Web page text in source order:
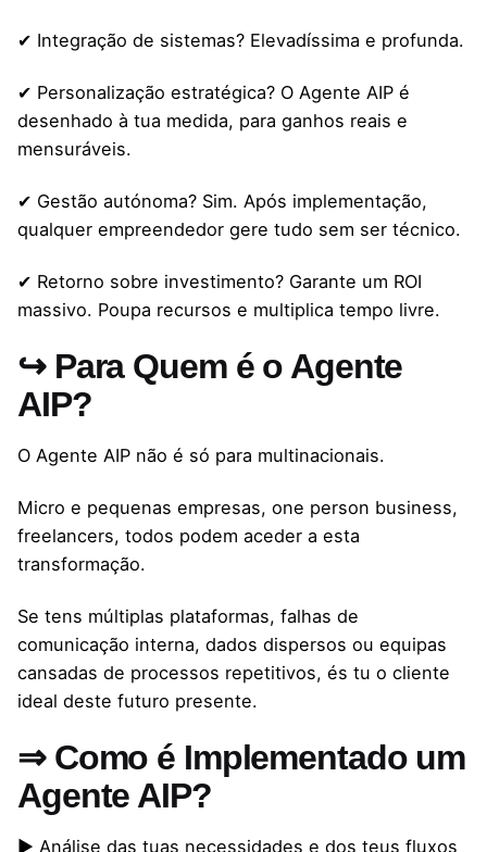
✔ Integração de sistemas? Elevadíssima e profunda.
✔ Personalização estratégica? O Agente AIP é
desenhado à tua medida, para ganhos reais e
mensuráveis.
✔ Gestão autónoma? Sim. Após implementação,
qualquer empreendedor gere tudo sem ser técnico.
✔ Retorno sobre investimento? Garante um ROI
massivo. Poupa recursos e multiplica tempo livre.
↪ Para Quem é o Agente
AIP?
O Agente AIP não é só para multinacionais.
Micro e pequenas empresas, one person business,
freelancers, todos podem aceder a esta
transformação.
Se tens múltiplas plataformas, falhas de
comunicação interna, dados dispersos ou equipas
cansadas de processos repetitivos, és tu o cliente
ideal deste futuro presente.
⇒ Como é Implementado um
Agente AIP?
▶ Análise das tuas necessidades e dos teus fluxos